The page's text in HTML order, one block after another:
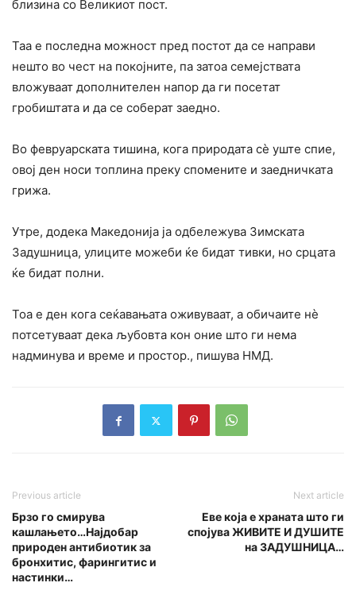
близина со Великиот пост.
Таа е последна можност пред постот да се направи
нешто во чест на покојните, па затоа семејствата
вложуваат дополнителен напор да ги посетат
гробиштата и да се соберат заедно.
Во февруарската тишина, кога природата сè уште спие,
овој ден носи топлина преку спомените и заедничката
грижа.
Утре, додека Македонија ја одбележува Зимската
Задушница, улиците можеби ќе бидат тивки, но срцата
ќе бидат полни.
Тоа е ден кога сеќавањата оживуваат, а обичаите нè
потсетуваат дека љубовта кон оние што ги нема
надминува и време и простор., пишува НМД.
Previous article
Брзо го смирува
кашлањето…Најдобар
природен антибиотик за
бронхитис, фарингитис и
настинки…
Next article
Еве која е храната што ги
спојува ЖИВИТЕ И ДУШИТЕ
на ЗАДУШНИЦА…